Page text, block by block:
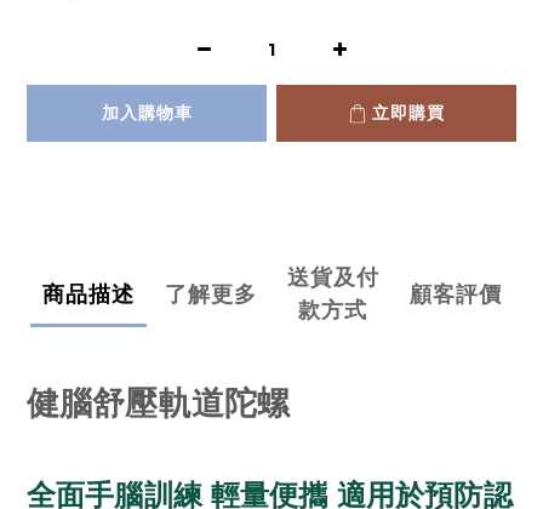
加入購物車 立即購買
商品描述 了解更多
送貨及付
款方式
顧客評價
健腦舒壓軌道陀螺
全面手腦訓練 輕量便攜 適用於預防認